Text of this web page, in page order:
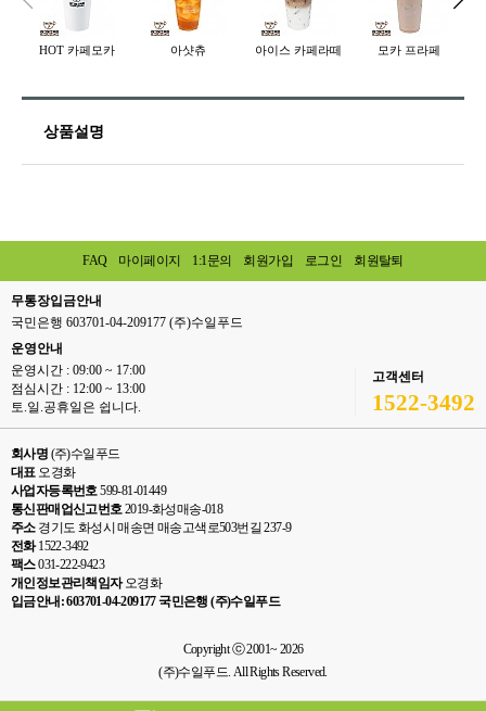
HOT 카페모카 아샷츄 아이스 카페라떼 모카 프라페
상품설명
FAQ 마이페이지 1:1문의 회원가입 로그인 회원탈퇴
무통장입금안내
국민은행 603701-04-209177 (주)수일푸드
운영안내
운영시간 : 09:00 ~ 17:00
점심시간 : 12:00 ~ 13:00
토.일.공휴일은 쉽니다.
고객센터
1522-3492
회사명 (주)수일푸드
대표오경화
사업자등록번호599-81-01449
통신판매업신고번호2019-화성매송-018
주소경기도 화성시 매송면 매송고색로503번길 237-9
전화1522-3492
팩스031-222-9423
개인정보관리책임자오경화
입금안내: 603701-04-209177 국민은행 (주)수일푸드
Copyright ⓒ 2001~ 2026
(주)수일푸드. All Rights Reserved.